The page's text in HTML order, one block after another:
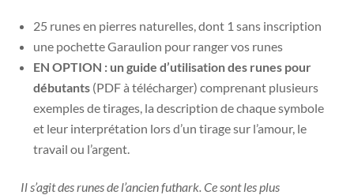
25 runes en pierres naturelles, dont 1 sans inscription
une pochette Garaulion pour ranger vos runes
EN OPTION : unguide d’utilisation des runes pour
débutants (PDF à télécharger) comprenant plusieurs
exemples de tirages, la description de chaque symbole
et leur interprétation lors d’un tirage sur l’amour, le
travail ou l’argent.
Il s’agit des runes de l’ancien futhark. Ce sont les plus